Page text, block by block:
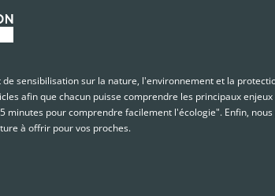
sensibilisation sur la nature, l'environnement et la
afin que chacun puisse comprendre les principaux
minutes pour comprendre facilement l'écologie". Enfin,
à offrir pour vos proches.